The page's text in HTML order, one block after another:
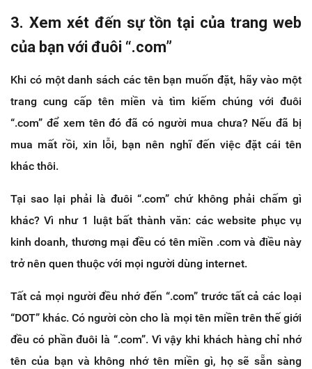
3. Xem xét đến sự tồn tại của trang web
của bạn với đuôi “.com”
Khi có một danh sách các tên bạn muốn đặt, hãy vào một
trang cung cấp tên miền và tìm kiếm chúng với đuôi
“.com” để xem tên đó đã có người mua chưa? Nếu đã bị
mua mất rồi, xin lỗi, bạn nên nghĩ đến việc đặt cái tên
khác thôi.
Tại sao lại phải là đuôi “.com” chứ không phải chấm gì
khác? Vì như 1 luật bất thành văn: các website phục vụ
kinh doanh, thương mại đều có tên miền .com và điều này
trở nên quen thuộc với mọi người dùng internet.
Tất cả mọi người đều nhớ đến “.com” trước tất cả các loại
“DOT” khác. Có người còn cho là mọi tên miền trên thế giới
đều có phần đuôi là “.com”. Vì vậy khi khách hàng chỉ nhớ
tên của bạn và không nhớ tên miền gì, họ sẽ sẵn sàng